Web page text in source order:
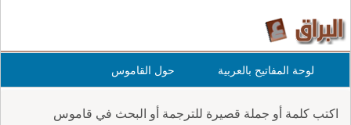
لوحة المفاتيح بالعربية حول القاموس
اكتب كلمة أو جملة قصيرة للترجمة أو البحث في قاموس